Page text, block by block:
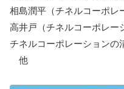
相島潤平（チネルコーポレ
高井戸（チネルコーポレー
チネルコーポレーションの
他